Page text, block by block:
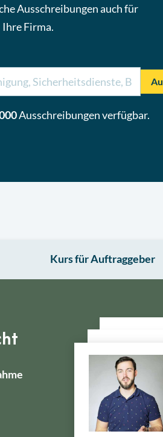
Ausschreibungen auch für
Ihre Firma.
Ausschreibungen verfügbar.
Kurs für Auftraggeber